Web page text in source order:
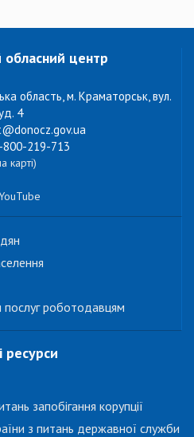
центр
область, м. Краматорськ, вул.
4
219-713
карті)
роботодавцям
ресурси
запобігання корупції
з питань державної служби